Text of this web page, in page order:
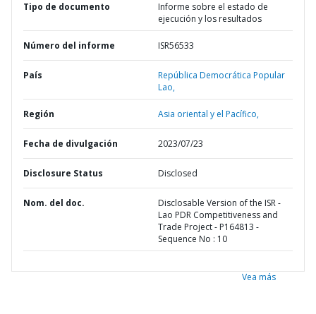
Tipo de documento
Informe sobre el estado de
ejecución y los resultados
Número del informe ISR56533
País
República Democrática Popular
Lao,
Región Asia oriental y el Pacífico,
Fecha de divulgación 2023/07/23
Disclosure Status Disclosed
Nom. del doc.
Disclosable Version of the ISR -
Lao PDR Competitiveness and
Trade Project - P164813 -
Sequence No : 10
Vea más